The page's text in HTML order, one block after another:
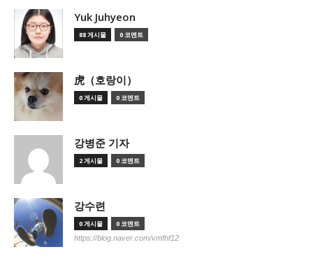
Yuk Juhyeon
88 게시물 0 코멘트
虎（호랑이）
0 게시물 0 코멘트
강병준 기자
2 게시물 0 코멘트
강수련
0 게시물 0 코멘트
https://blog.naver.com/vmfhf12